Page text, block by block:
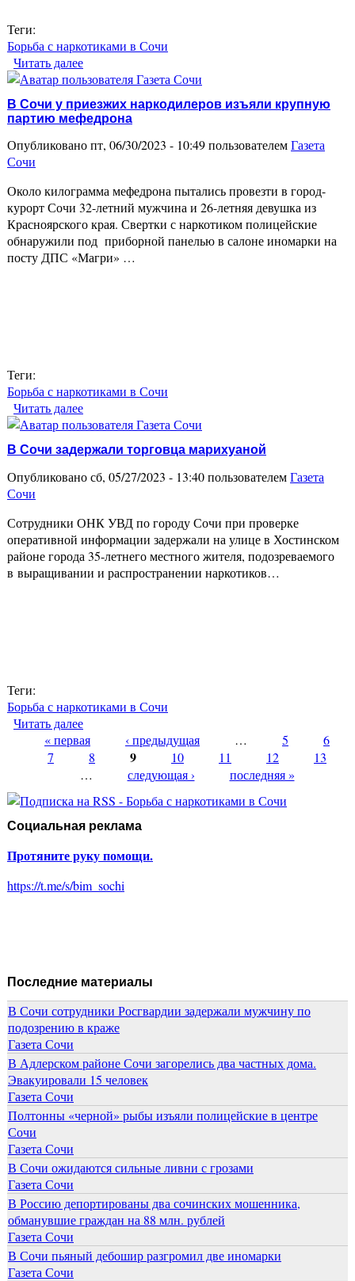
Теги:
Борьба с наркотиками в Сочи
Читать далее
метадоном
В Сочи у приезжих наркодилеров изъяли крупную
партию мефедрона
Опубликовано пт, 06/30/2023 - 10:49 пользователемГазета
Сочи
Около килограмма мефедрона пытались провезти в город-
курорт Сочи 32-летний мужчина и 26-летняя девушка из
Красноярского края. Свертки с наркотиком полицейские
обнаружили под приборной панелью в салоне иномарки на
посту ДПС «Магри» …
Теги:
Борьба с наркотиками в Сочи
Читать далее
крупную партию мефедрона
В Сочи задержали торговца марихуаной
Опубликовано сб, 05/27/2023 - 13:40 пользователемГазета
Сочи
Сотрудники ОНК УВД по городу Сочи при проверке
оперативной информации задержали на улице в Хостинском
районе города 35-летнего местного жителя, подозреваемого
в выращивании и распространении наркотиков…
Теги:
Борьба с наркотиками в Сочи
Читать далее
Страницы
« первая ‹ предыдущая … 5
6
7
8 9 10 11 12
13
…
следующая › последняя »
Социальная реклама
Протяните руку помощи.
https://t.me/s/bim_sochi
Последние материалы
В Сочи сотрудники Росгвардии задержали мужчину по
подозрению в краже
Газета Сочи
В Адлерском районе Сочи загорелись два частных дома.
Эвакуировали 15 человек
Газета Сочи
Полтонны «черной» рыбы изъяли полицейские в центре
Сочи
Газета Сочи
В Сочи ожидаются сильные ливни с грозами
Газета Сочи
В Россию депортированы два сочинских мошенника,
обманувшие граждан на 88 млн. рублей
Газета Сочи
В Сочи пьяный дебошир разгромил две иномарки
Газета Сочи